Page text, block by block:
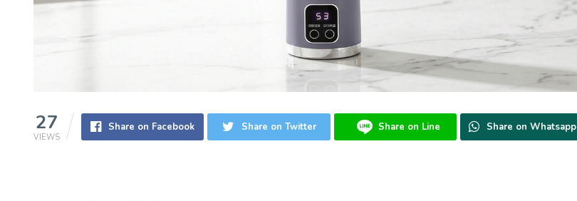
27
VIEWS
Share on Facebook Share on Twitter Share on Line Share on Whatsapp